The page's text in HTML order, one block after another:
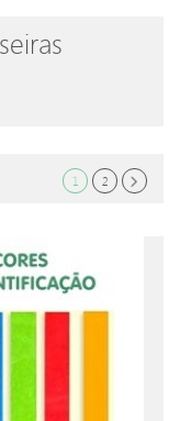
1 2